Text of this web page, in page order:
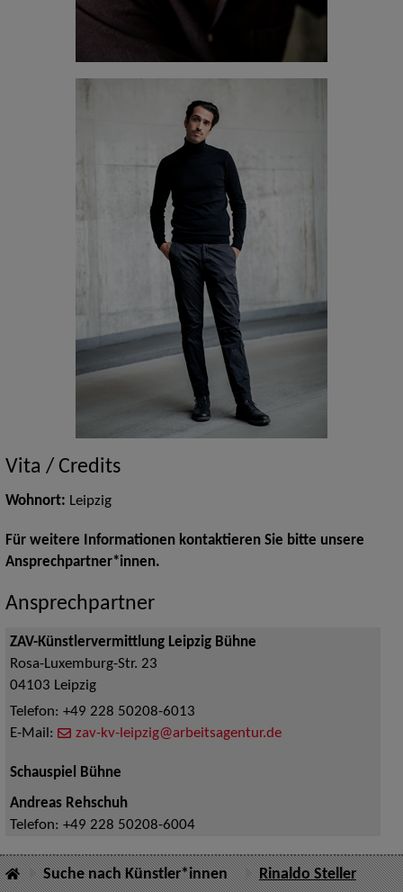
Vita / Credits
Wohnort: Leipzig
Für weitere Informationen kontaktieren Sie bitte unsere
Ansprechpartner*innen.
Ansprechpartner
ZAV-Künstlervermittlung Leipzig Bühne
Rosa-Luxemburg-Str. 23
04103 Leipzig
Telefon: +49 228 50208-6013
E-Mail:
zav-kv-leipzig@arbeitsagentur.de
Schauspiel Bühne
Andreas Rehschuh
Telefon: +49 228 50208-6004
Suche nach Künstler*innen Rinaldo Steller